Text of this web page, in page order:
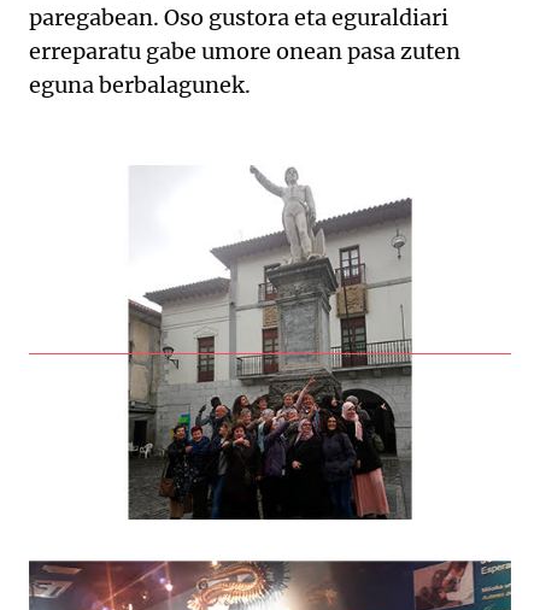
paregabean. Oso gustora eta eguraldiari
erreparatu gabe umore onean pasa zuten
eguna berbalagunek.